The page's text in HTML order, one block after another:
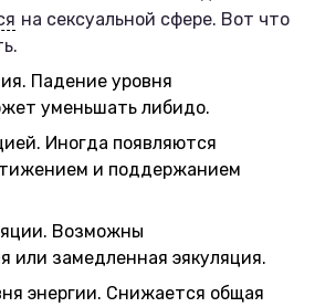
на сексуальной сфере. Вот что
Падение уровня
уменьшать либидо.
Иногда появляются
и поддержанием
Возможны
или замедленная эякуляция.
энергии. Снижается общая